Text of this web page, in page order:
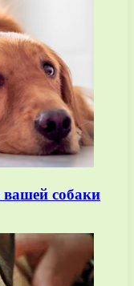
собаки